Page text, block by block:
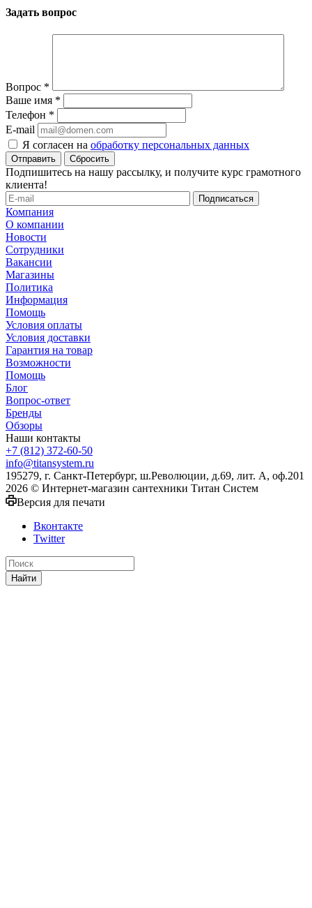
Задать вопрос
Вопрос *
Ваше имя *
Телефон *
E-mail
Я согласен на обработку персональных данных
Сбросить
Подпишитесь на нашу рассылку, и получите курс грамотного
клиента!
Компания
О компании
Новости
Сотрудники
Вакансии
Магазины
Политика
Информация
Помощь
Условия оплаты
Условия доставки
Гарантия на товар
Возможности
Помощь
Блог
Вопрос-ответ
Бренды
Обзоры
Наши контакты
+7 (812) 372-60-50
info@titansystem.ru
195279, г. Санкт-Петербург, ш.Революции, д.69, лит. А, оф.201
2026 © Интернет-магазин сантехники Титан Систем
Версия для печати
Вконтакте
Twitter
Найти